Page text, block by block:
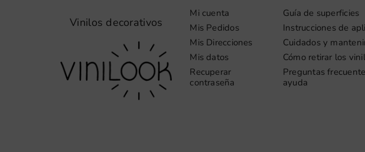
Vinilos decorativos
Mi cuenta
Mis Pedidos
Mis Direcciones
Mis datos
Recuperar
contraseña
Guía de superficies
Instrucciones de
Cuidados y
Cómo retirar los
Preguntas
ayuda